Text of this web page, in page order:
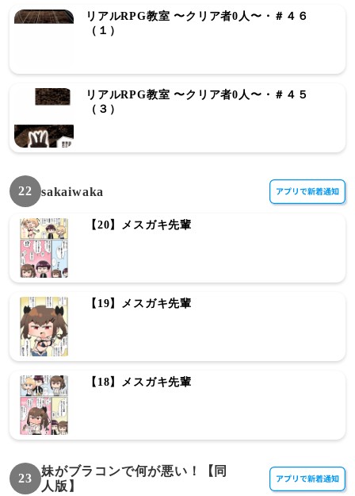
リアルRPG教室 〜クリア者0人〜・＃４６
（１）
リアルRPG教室 〜クリア者0人〜・＃４５
（３）
22 sakaiwaka
【20】メスガキ先輩
【19】メスガキ先輩
【18】メスガキ先輩
23
妹がブラコンで何が悪い！【同
人版】